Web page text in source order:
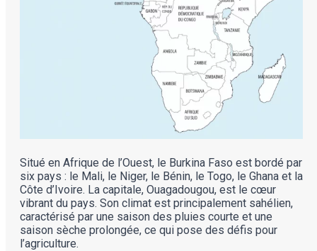
Situé en Afrique de l’Ouest, le Burkina Faso est bordé par
six pays : le Mali, le Niger, le Bénin, le Togo, le Ghana et la
Côte d’Ivoire. La capitale, Ouagadougou, est le cœur
vibrant du pays. Son climat est principalement sahélien,
caractérisé par une saison des pluies courte et une
saison sèche prolongée, ce qui pose des défis pour
l’agriculture.